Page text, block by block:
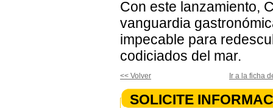
Con este lanzamiento,
vanguardia
impecable para
codiciados del mar.
<< Volver Ir a la ficha
SOLICITE